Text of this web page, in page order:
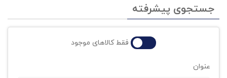
جستجوی پیشرفته
فقط کالاهای موجود
عنوان